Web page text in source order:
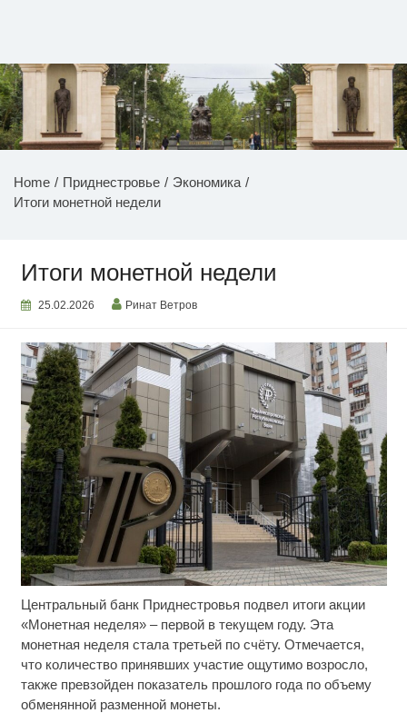
НОВОСТИ ПРИДНЕСТРОВЬЯ
Home Приднестровье
Экономика
Итоги монетной недели
Итоги монетной недели
25.02.2026 Ринат Ветров
Центральный банк Приднестровья подвел итоги акции
«Монетная неделя» – первой в текущем году. Эта
монетная неделя стала третьей по счёту. Отмечается,
что количество принявших участие ощутимо возросло,
также превзойден показатель прошлого года по объему
обменянной разменной монеты.
i
Ролик длится несколько секунд, а смеяться вы
будете долго
i
Ржу не переставая, это видео пересмотришь не
Ролик из Омска: вы будете смеяться долго